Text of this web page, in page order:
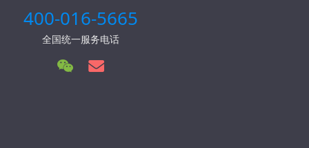
400-016-5665
全国统一服务电话